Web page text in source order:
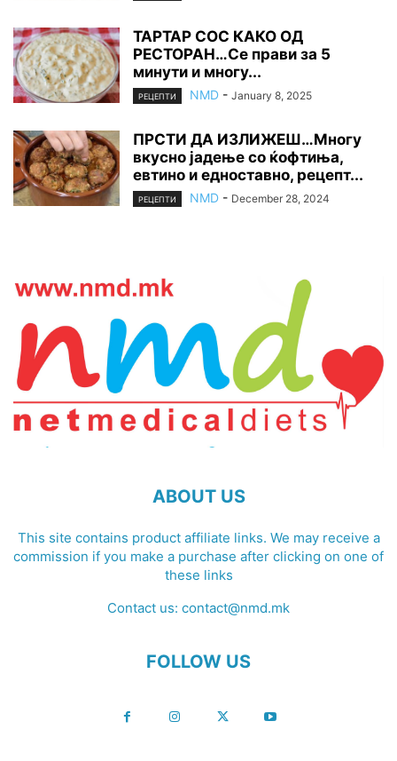
ТАРТАР СОС КАКО ОД
РЕСТОРАН…Се прави за 5
минути и многу...
РЕЦЕПТИ NMD - January 8, 2025
ПРСТИ ДА ИЗЛИЖЕШ…Многу
вкусно јадење со ќофтиња,
евтино и едноставно, рецепт...
РЕЦЕПТИ NMD - December 28, 2024
ABOUT US
This site contains product affiliate links. We may receive a
commission if you make a purchase after clicking on one of
these links
Contact us: contact@nmd.mk
FOLLOW US